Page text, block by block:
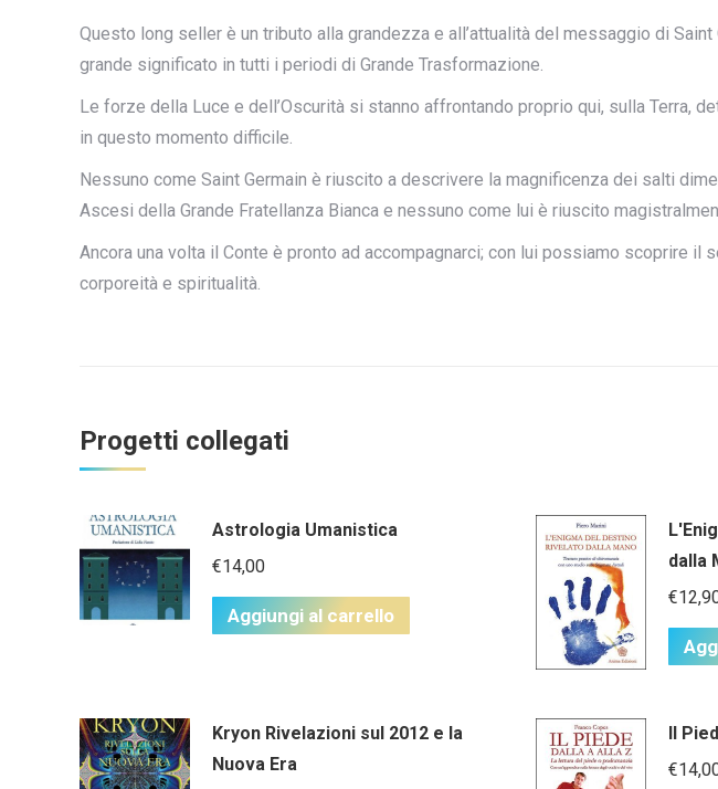
Questo long seller è un tributo alla grandezza e all’attualità del messaggio di
grande significato in tutti i periodi di Grande Trasformazione.
Le forze della Luce e dell’Oscurità si stanno affrontando proprio qui, sulla Terra,
in questo momento difficile.
Nessuno come Saint Germain è riuscito a descrivere la magnificenza dei salti
Ascesi della Grande Fratellanza Bianca e nessuno come lui è riuscito
Ancora una volta il Conte è pronto ad accompagnarci; con lui possiamo scoprire
corporeità e spiritualità.
Progetti collegati
Astrologia Umanistica
€14,00
Aggiungi al carrello
dalla
€
Kryon Rivelazioni sul 2012 e la
Nuova Era
Il
€